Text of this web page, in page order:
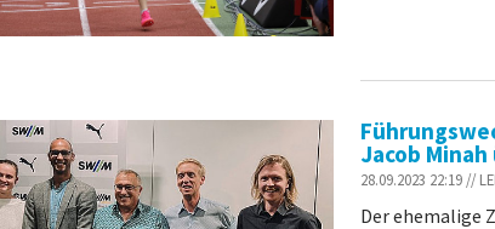
Jacob
28.09.2023 22:19 //
Der ehemalige